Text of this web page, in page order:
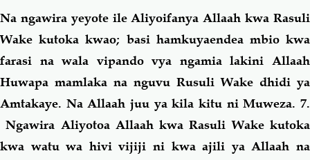
Na ngawira yeyote ile Aliyoifanya Allaah kwa Rasuli
Wake kutoka kwao; basi hamkuyaendea mbio kwa
farasi na wala vipando vya ngamia lakini Allaah
Huwapa mamlaka na nguvu Rusuli Wake dhidi ya
Amtakaye. Na Allaah juu ya kila kitu ni Muweza. 7.
Ngawira Aliyotoa Allaah kwa Rasuli Wake kutoka
kwa watu wa hivi vijiji ni kwa ajili ya Allaah na